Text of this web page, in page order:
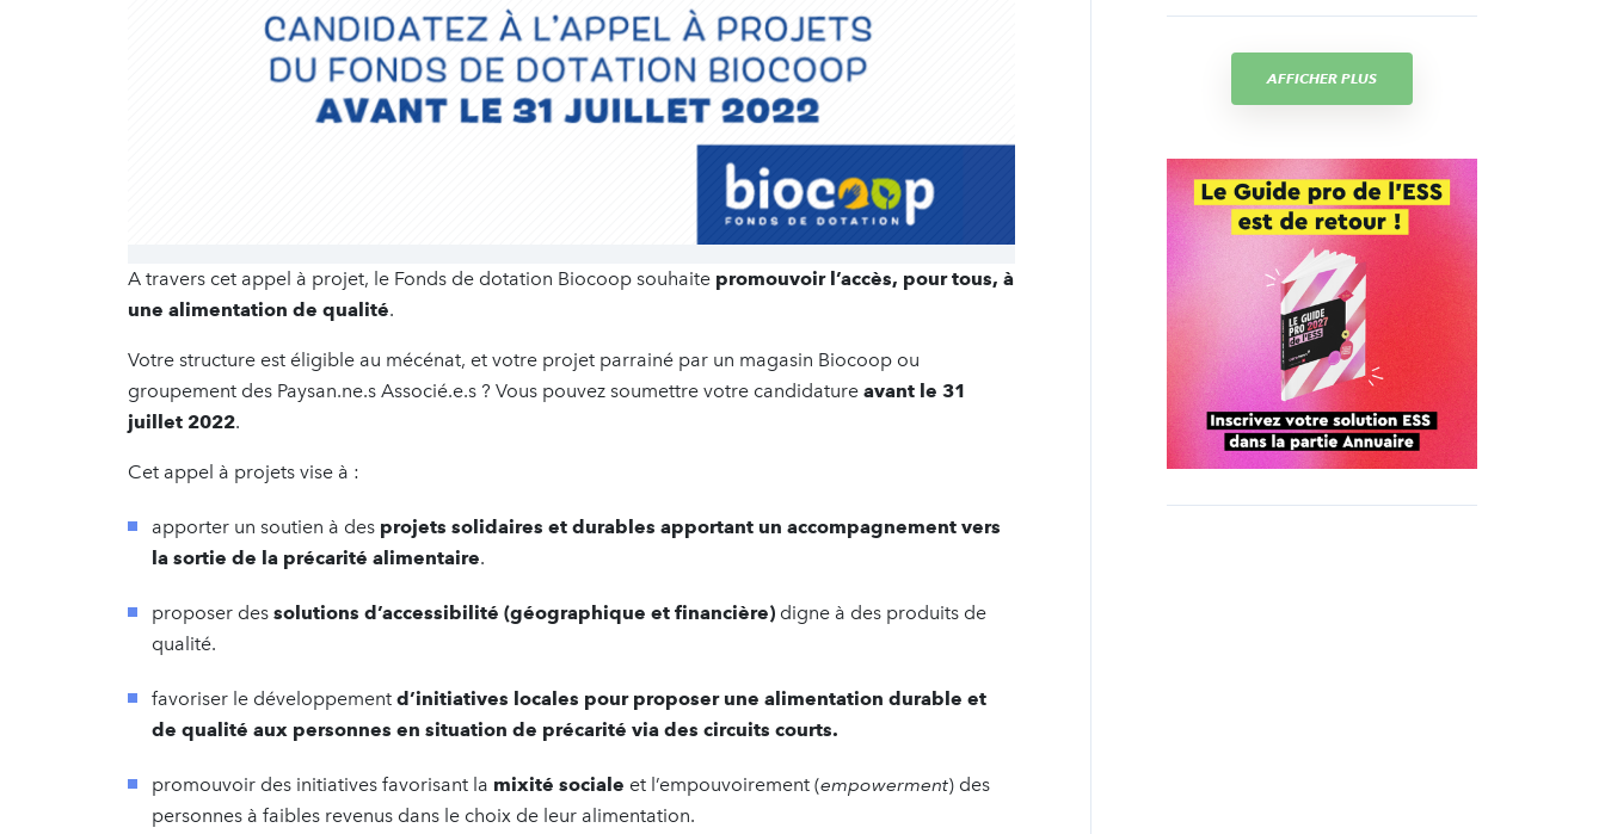
A travers cet appel à projet, le Fonds de dotation Biocoop souhaite promouvoir l’accès, pour tous, à
une alimentation de qualité.
Votre structure est éligible au mécénat, et votre projet parrainé par un magasin Biocoop ou
groupement des Paysan.ne.s Associé.e.s ? Vous pouvez soumettre votre candidature avant le 31
juillet 2022.
Cet appel à projets vise à :
apporter un soutien à des projets solidaires et durables apportant un accompagnement vers
la sortie de la précarité alimentaire.
proposer des solutions d’accessibilité (géographique et financière) digne à des produits de
qualité.
favoriser le développement d’initiatives locales pour proposer une alimentation durable et
de qualité aux personnes en situation de précarité via des circuits courts.
promouvoir des initiatives favorisant la mixité sociale et l’empouvoirement (empowerment) des
personnes à faibles revenus dans le choix de leur alimentation.
AFFICHER PLUS